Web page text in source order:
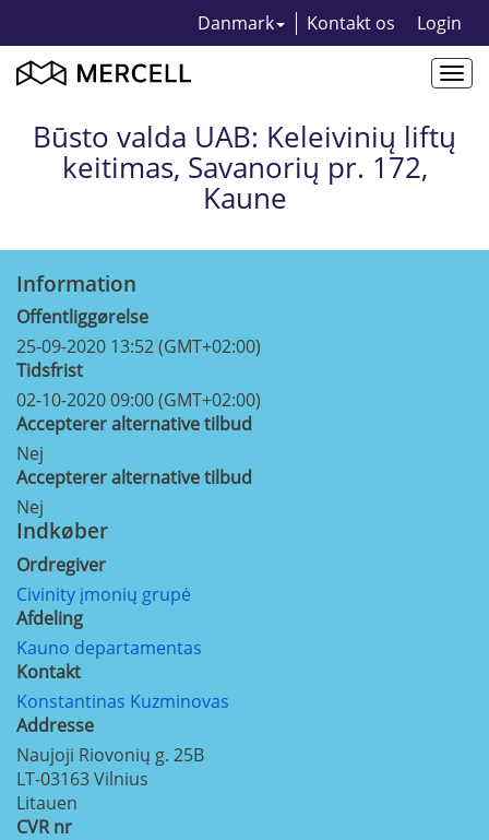
Danmark Kontakt os Login
Būsto valda UAB: Keleivinių liftų
keitimas, Savanorių pr. 172,
Kaune
Information
Offentliggørelse
25-09-2020 13:52 (GMT+02:00)
Tidsfrist
02-10-2020 09:00 (GMT+02:00)
Accepterer alternative tilbud
Nej
Accepterer alternative tilbud
Nej
Indkøber
Ordregiver
Civinity įmonių grupė
Afdeling
Kauno departamentas
Kontakt
Konstantinas Kuzminovas
Addresse
Naujoji Riovonių g. 25B
LT-03163Vilnius
Litauen
CVR nr